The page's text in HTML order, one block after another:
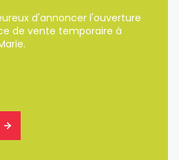
d'annoncer l'ouverture
de vente temporaire à